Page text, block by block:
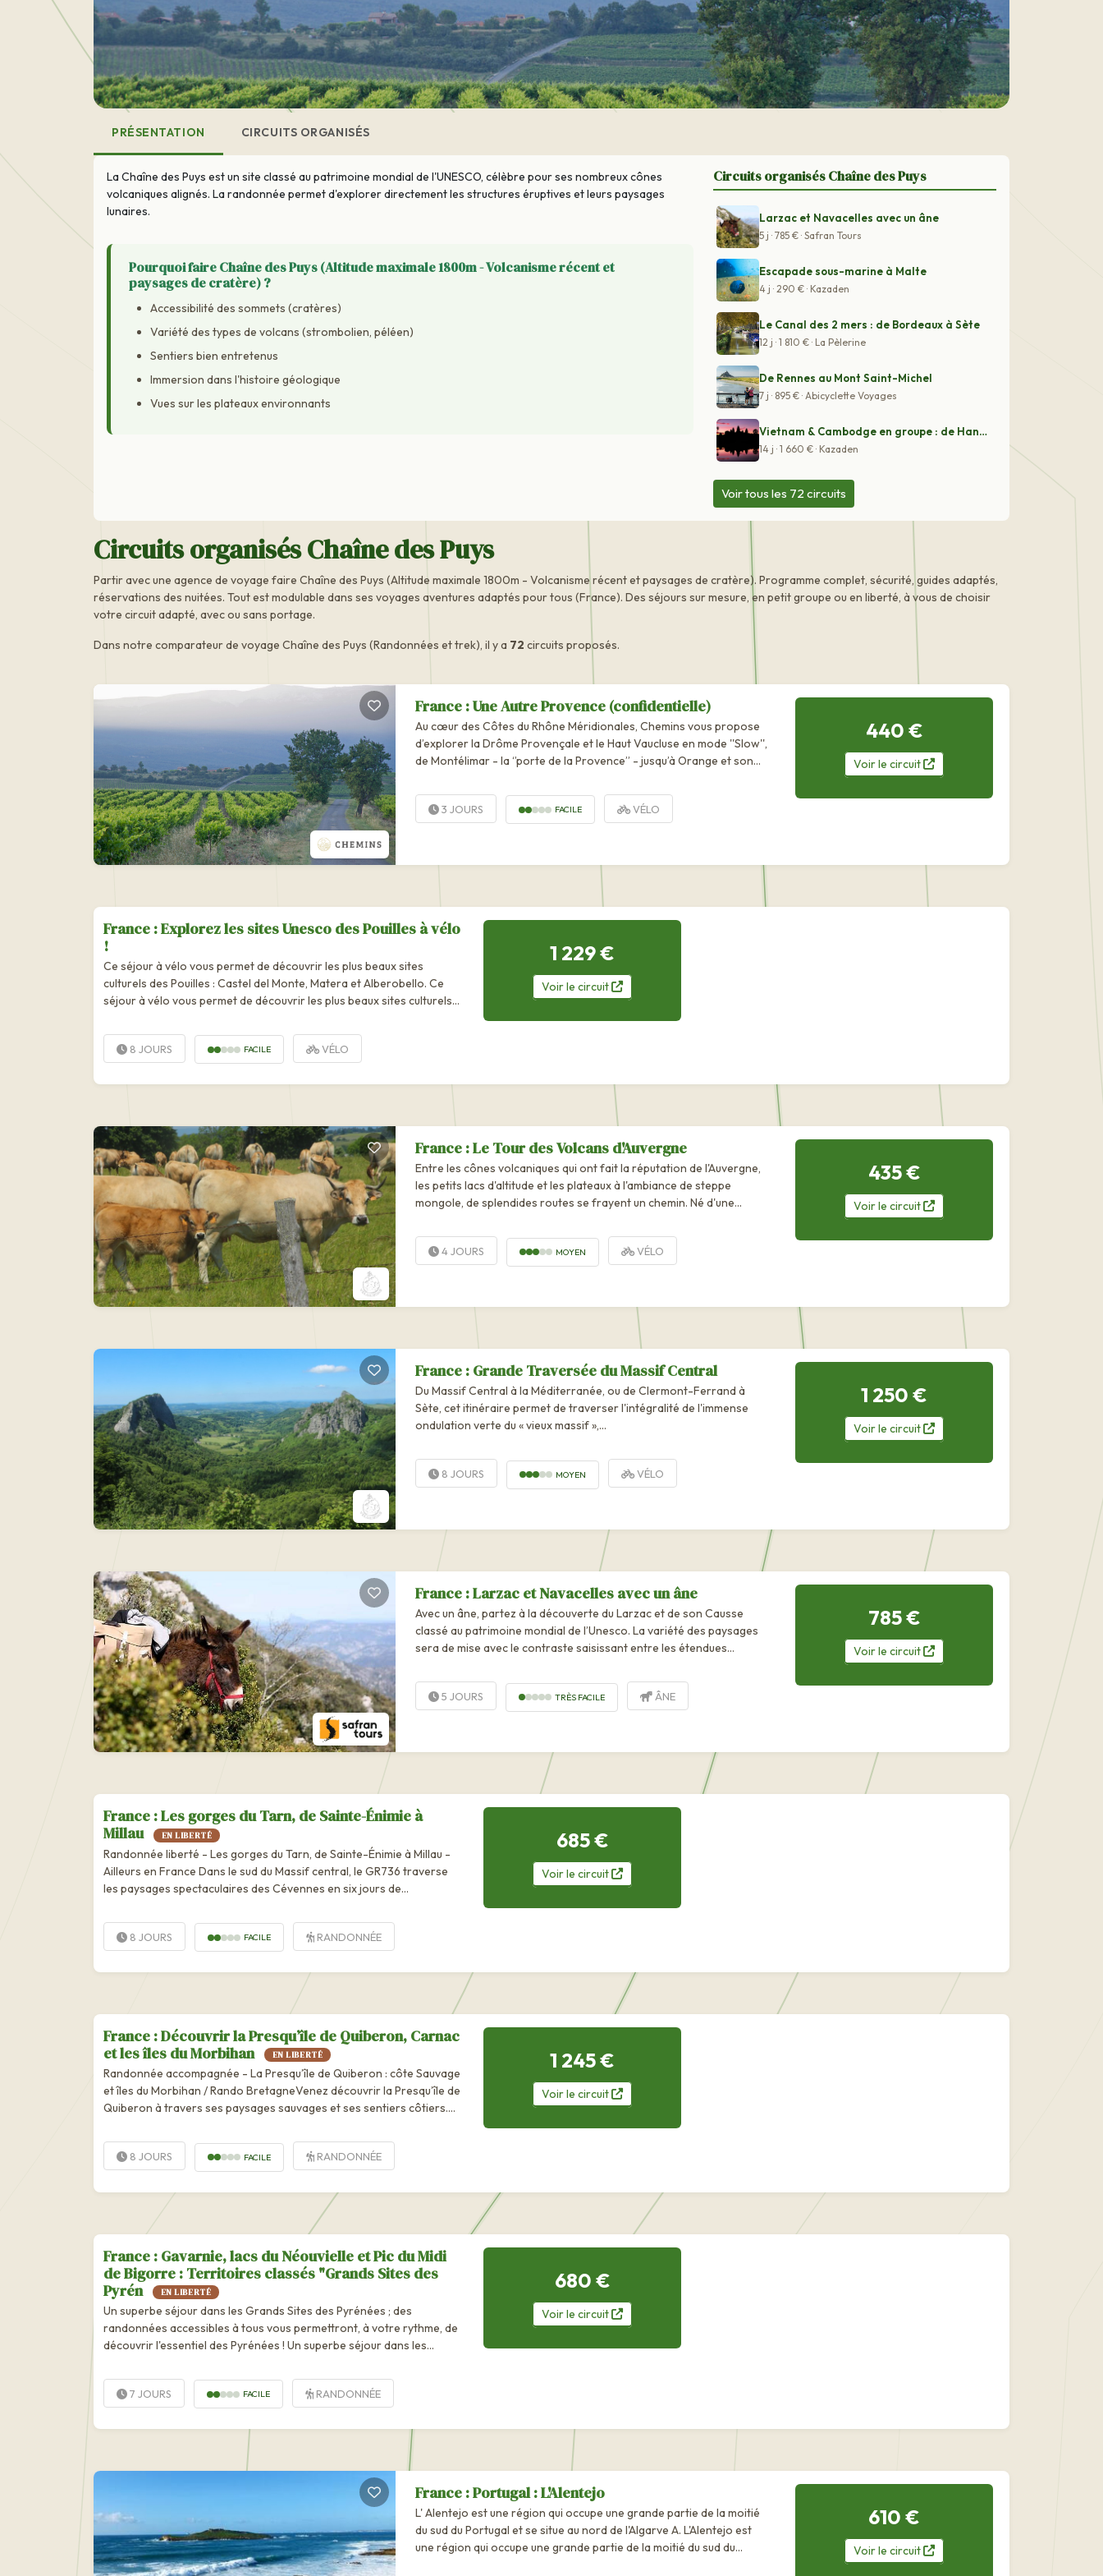
PRÉSENTATION CIRCUITS ORGANISÉS
La Chaîne des Puys est un site classé au patrimoine mondial de l'UNESCO, célèbre pour ses nombreux cônes
volcaniques alignés. La randonnée permet d'explorer directement les structures éruptives et leurs paysages
lunaires.
Pourquoi faire Chaîne des Puys (Altitude maximale 1800m - Volcanisme récent et
paysages de cratère) ?
Accessibilité des sommets (cratères)
Variété des types de volcans (strombolien, péléen)
Sentiers bien entretenus
Immersion dans l'histoire géologique
Vues sur les plateaux environnants
Circuits organisés Chaîne des Puys
Larzac et Navacelles avec un âne
5 j · 785 € · Safran Tours
Escapade sous-marine à Malte
4 j · 290 € · Kazaden
Le Canal des 2 mers : de Bordeaux à Sète
12 j · 1 810 € · La Pèlerine
De Rennes au Mont Saint-Michel
7 j · 895 € · Abicyclette Voyages
Vietnam & Cambodge en groupe : de Hanoï à Angkor
14 j · 1 660 € · Kazaden
Voir tous les 72 circuits
Circuits organisés Chaîne des Puys
Partir avec une agence de voyage faire Chaîne des Puys (Altitude maximale 1800m - Volcanisme récent et paysages de cratère). Programme complet, sécurité, guides adaptés,
réservations des nuitées. Tout est modulable dans ses voyages aventures adaptés pour tous (France). Des séjours sur mesure, en petit groupe ou en liberté, à vous de choisir
votre circuit adapté, avec ou sans portage.
Dans notre comparateur de voyage Chaîne des Puys (Randonnées et trek), il y a 72 circuits proposés.
France : Une Autre Provence (confidentielle)
Au cœur des Côtes du Rhône Méridionales, Chemins vous propose
d’explorer la Drôme Provençale et le Haut Vaucluse en mode ''Slow'',
de Montélimar - la ‘’porte de la Provence’’ - jusqu’à Orange et son
3 JOURS FACILE VÉLO
440 €
Voirle circuit
France : Explorez les sites Unesco des Pouilles à vélo
!
Ce séjour à vélo vous permet de découvrir les plus beaux sites
culturels des Pouilles : Castel del Monte, Matera et Alberobello. Ce
séjour à vélo vous permet de découvrir les plus beaux sites culturels
8 JOURS FACILE VÉLO
1 229 €
Voirle circuit
France : Le Tour des Volcans d'Auvergne
Entre les cônes volcaniques qui ont fait la réputation de l'Auvergne,
les petits lacs d'altitude et les plateaux à l'ambiance de steppe
mongole, de splendides routes se frayent un chemin. Né d'une...
4 JOURS MOYEN VÉLO
435 €
Voirle circuit
France : Grande Traversée du Massif Central
Du Massif Central à la Méditerranée, ou de Clermont-Ferrand à
Sète, cet itinéraire permet de traverser l'intégralité de l'immense
ondulation verte du « vieux massif »,...
8 JOURS MOYEN VÉLO
1 250 €
Voirle circuit
France : Larzac et Navacelles avec un âne
Avec un âne, partez à la découverte du Larzac et de son Causse
classé au patrimoine mondial de l’Unesco. La variété des paysages
sera de mise avec le contraste saisissant entre les étendues
5 JOURS TRÈS FACILE ÂNE
785 €
Voirle circuit
France : Les gorges du Tarn, de Sainte-Énimie à
Millau
EN LIBERTÉ
Randonnée liberté - Les gorges du Tarn, de Sainte-Énimie à Millau -
Ailleurs en France Dans le sud du Massif central, le GR736 traverse
les paysages spectaculaires des Cévennes en six jours de
8 JOURS FACILE RANDONNÉE
685 €
Voirle circuit
France : Découvrir la Presqu’île de Quiberon, Carnac
et les îles du Morbihan
EN LIBERTÉ
Randonnée accompagnée - La Presqu’île de Quiberon : côte Sauvage
et îles du Morbihan / Rando BretagneVenez découvrir la Presqu’île de
Quiberon à travers ses paysages sauvages et ses sentiers côtiers.
8 JOURS FACILE RANDONNÉE
1 245 €
Voirle circuit
France : Gavarnie, lacs du Néouvielle et Pic du Midi
de Bigorre : Territoires classés "Grands Sites des
Pyrén
EN LIBERTÉ
Un superbe séjour dans les Grands Sites des Pyrénées ; des
randonnées accessibles à tous vous permettront, à votre rythme, de
découvrir l'essentiel des Pyrénées ! Un superbe séjour dans les
permettront, à votre rythme, de découvrir...
7 JOURS FACILE RANDONNÉE
680 €
Voirle circuit
France : Portugal : L'Alentejo
L' Alentejo est une région qui occupe une grande partie de la moitié
du sud du Portugal et se situe au nord de l'Algarve A. L'Alentejo est
une région qui occupe une grande partie de la moitié du sud du
610 €
Voirle circuit